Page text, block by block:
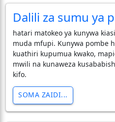
Dalili za sumu ya
hatari matokeo ya kunywa
muda mfupi. Kunywa pombe
kuathiri kupumua kwako,
mwili na kunaweza
kifo.
SOMA ZAIDI...